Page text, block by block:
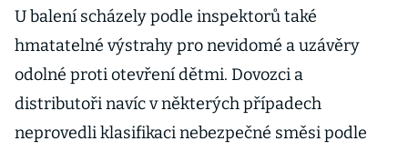
U balení scházely podle inspektorů také
hmatatelné výstrahy pro nevidomé a uzávěry
odolné proti otevření dětmi. Dovozci a
distributoři navíc v některých případech
neprovedli klasifikaci nebezpečné směsi podle